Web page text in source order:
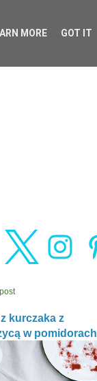
kurczaka z
w pomidorach
MORE GOT IT